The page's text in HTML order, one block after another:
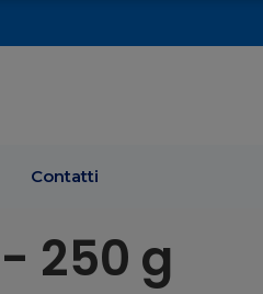
Contatti
- 250 g